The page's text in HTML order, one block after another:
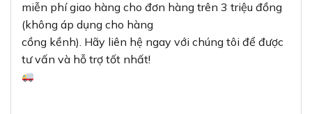
miễn phí giao hàng cho đơn hàng trên 3 triệu đồng
(không áp dụng cho hàng
cồng kềnh). Hãy liên hệ ngay với chúng tôi để được
tư vấn và hỗ trợ tốt nhất!